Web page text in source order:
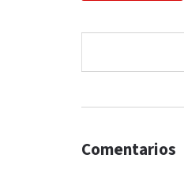
Comentarios